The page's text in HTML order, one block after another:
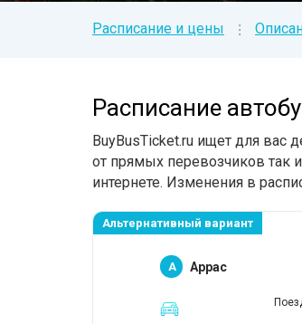
Расписание и цены ⁝
Расписание
BuyBusTicket.ru ищет для
от прямых перевозчиков так
интернете. Изменения в
Альтернативный вариант
A Аррас